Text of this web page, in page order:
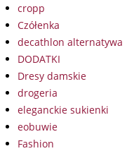
cropp
Czółenka
decathlon alternatywa
DODATKI
Dresy damskie
drogeria
eleganckie sukienki
eobuwie
Fashion